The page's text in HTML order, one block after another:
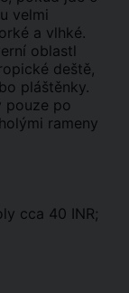
velmi
a vlhké.
oblastl
deště,
pláštěnky.
pouze po
rameny
cca 40 INR;